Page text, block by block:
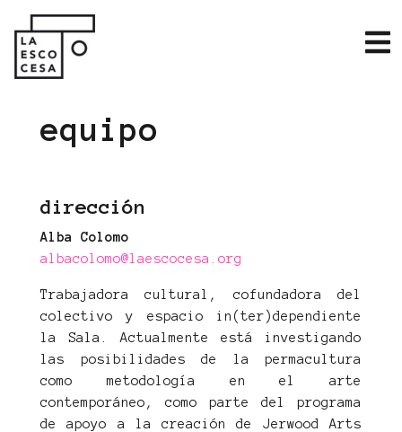
equipo
dirección
Alba Colomo
albacolomo@laescocesa.org
Trabajadora cultural, cofundadora del
colectivo y espacio in(ter)dependiente
la Sala. Actualmente está investigando
las posibilidades de la permacultura
como metodología en el arte
contemporáneo, como parte del programa
de apoyo a la creación de Jerwood Arts